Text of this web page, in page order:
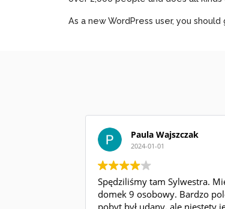
As a new WordPress user, you should
Paula Wajszczak
2024-01-01
Spędziliśmy tam Sylwestra.
domek 9 osobowy. Bardzo